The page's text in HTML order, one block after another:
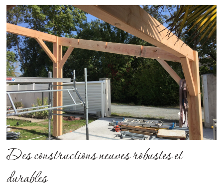
Des constructions neuves robustes et
durables